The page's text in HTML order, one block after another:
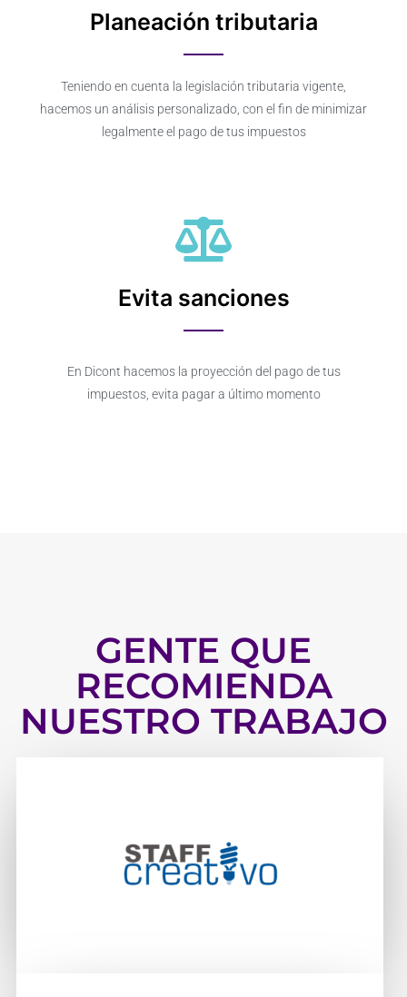
Planeación tributaria
Teniendo en cuenta la legislación tributaria vigente,
hacemos un análisis personalizado, con el fin de minimizar
legalmente el pago de tus impuestos
Evita sanciones
En Dicont hacemos la proyección del pago de tus
impuestos, evita pagar a último momento
GENTE QUE
RECOMIENDA
NUESTRO TRABAJO